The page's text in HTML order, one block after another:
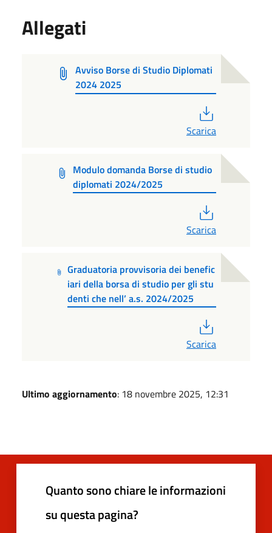
Allegati
Avviso Borse di Studio Diplomati
2024 2025
Scarica
Modulo domanda Borse di studio
diplomati 2024/2025
Scarica
Graduatoria provvisoria dei benefic
iari della borsa di studio per gli stu
denti che nell’ a.s. 2024/2025
Scarica
Ultimo aggiornamento: 18 novembre 2025, 12:31
Quanto sono chiare le informazioni
su questa pagina?